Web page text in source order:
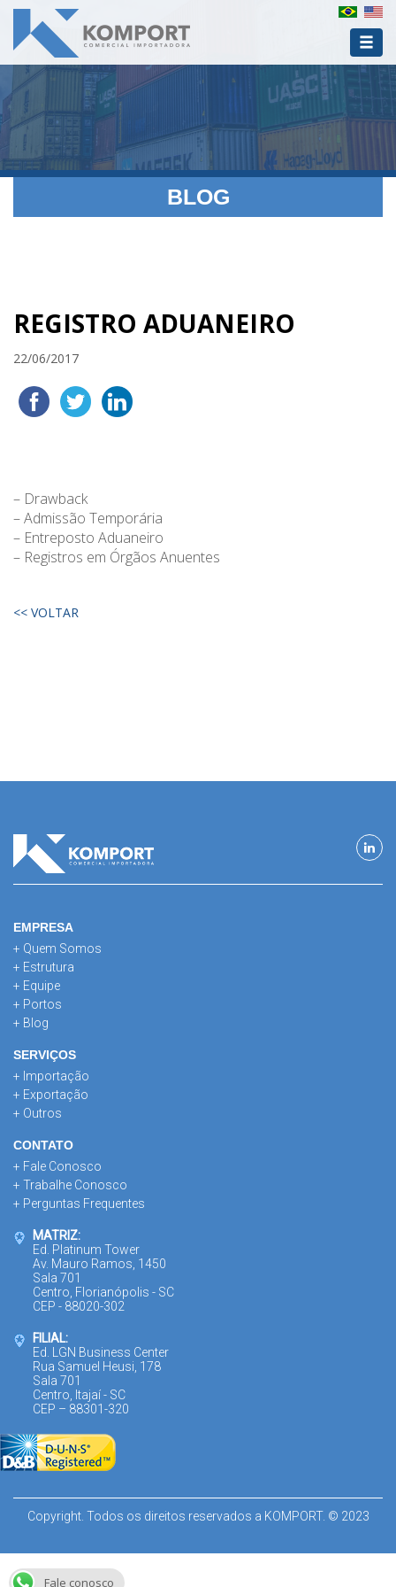
BLOG
REGISTRO ADUANEIRO
22/06/2017
– Drawback
– Admissão Temporária
– Entreposto Aduaneiro
– Registros em Órgãos Anuentes
<< VOLTAR
EMPRESA
+ Quem Somos
+ Estrutura
+ Equipe
+ Portos
+ Blog
SERVIÇOS
+ Importação
+ Exportação
+ Outros
CONTATO
+ Fale Conosco
+ Trabalhe Conosco
+ Perguntas Frequentes
MATRIZ:
Ed. Platinum Tower
Av. Mauro Ramos, 1450
Sala 701
Centro, Florianópolis - SC
CEP - 88020-302
FILIAL:
Ed. LGN Business Center
Rua Samuel Heusi, 178
Sala 701
Centro, Itajaí - SC
CEP – 88301-320
Copyright. Todos os direitos reservados a KOMPORT. © 2023
Fale conosco